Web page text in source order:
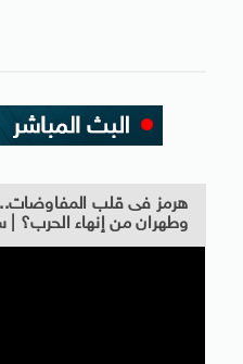
هرمز فى قلب
وطهران من إنهاء الحرب؟ |